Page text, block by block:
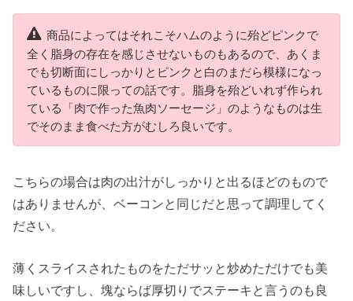
商品によってはそれこそハムのように殆どピンクで
全く脂身の存在を感じさせないものもあるので、あくま
でも切断面にしっかりとピンクと白のまだら模様になっ
ているものに限っての話です。脂身を殆どいれず作られ
ている「肉で作った魚肉ソーセージ」のようなものは生
でそのまま食べた方がむしろ良いです。
こちらの場合は肉の出汁がしっかりと出るほどのもので
はありませんが、ベーコンと同じだと思って調理してく
ださい。
薄くスライスされたものをただサッと炒めただけでも美
味しいですし、塊ならば厚切りでステーキと言うのも良